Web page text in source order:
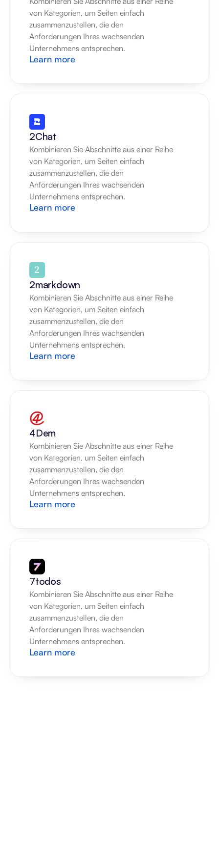
von Kategorien, um Seiten einfach
zusammenzustellen, die den
Anforderungen Ihres wachsenden
Unternehmens entsprechen.
Learn more
2Chat
Kombinieren Sie Abschnitte aus einer Reihe
von Kategorien, um Seiten einfach
zusammenzustellen, die den
Anforderungen Ihres wachsenden
Unternehmens entsprechen.
Learn more
2markdown
Kombinieren Sie Abschnitte aus einer Reihe
von Kategorien, um Seiten einfach
zusammenzustellen, die den
Anforderungen Ihres wachsenden
Unternehmens entsprechen.
Learn more
4Dem
Kombinieren Sie Abschnitte aus einer Reihe
von Kategorien, um Seiten einfach
zusammenzustellen, die den
Anforderungen Ihres wachsenden
Unternehmens entsprechen.
Learn more
7todos
Kombinieren Sie Abschnitte aus einer Reihe
von Kategorien, um Seiten einfach
zusammenzustellen, die den
Anforderungen Ihres wachsenden
Unternehmens entsprechen.
Learn more